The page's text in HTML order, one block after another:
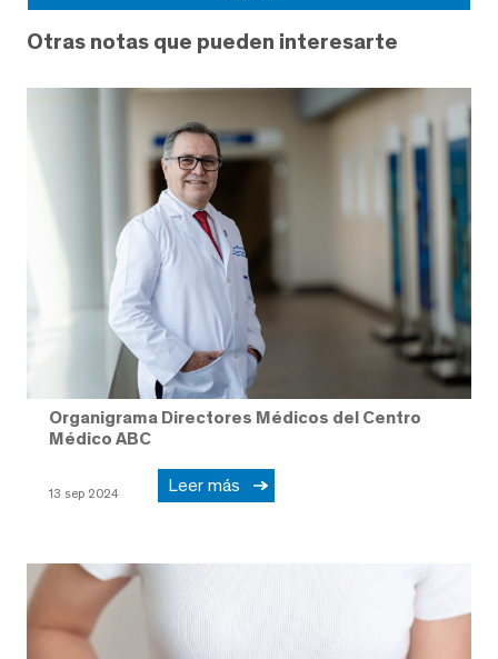
Otras notas que pueden interesarte
Organigrama Directores Médicos del Centro
Médico ABC
13 sep 2024 Leer más